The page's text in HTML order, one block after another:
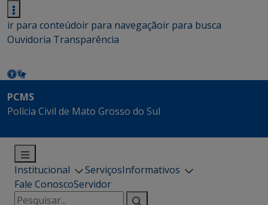
ir para conteúdoir para navegaçãoir para busca
Ouvidoria Transparência
PCMS
Polícia Civil de Mato Grosso do Sul
Institucional ServiçosInformativos
Fale ConoscoServidor
Pesquisar